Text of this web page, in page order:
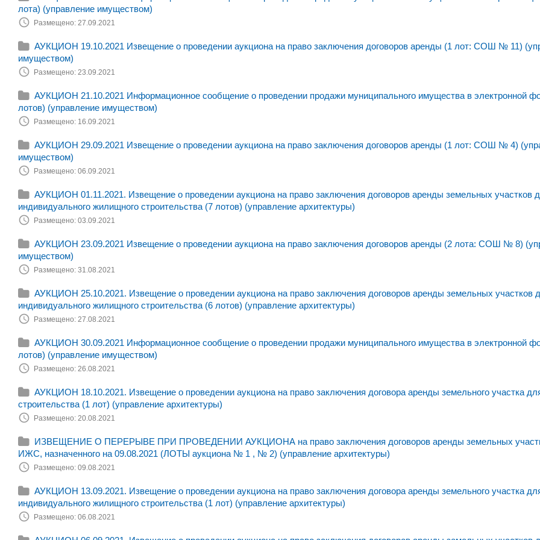
лота) (управление имуществом)
Размещено: 27.09.2021
АУКЦИОН 19.10.2021 Извещение о проведении аукциона на право заключения договоров аренды (1 лот: СОШ № 11)
имуществом)
Размещено: 23.09.2021
АУКЦИОН 21.10.2021 Информационное сообщение о проведении продажи муниципального имущества в электронной
лотов) (управление имуществом)
Размещено: 16.09.2021
АУКЦИОН 29.09.2021 Извещение о проведении аукциона на право заключения договоров аренды (1 лот: СОШ № 4)
имуществом)
Размещено: 06.09.2021
АУКЦИОН 01.11.2021. Извещение о проведении аукциона на право заключения договоров аренды земельных участков
индивидуального жилищного строительства (7 лотов) (управление архитектуры)
Размещено: 03.09.2021
АУКЦИОН 23.09.2021 Извещение о проведении аукциона на право заключения договоров аренды (2 лота: СОШ № 8)
имуществом)
Размещено: 31.08.2021
АУКЦИОН 25.10.2021. Извещение о проведении аукциона на право заключения договоров аренды земельных участков
индивидуального жилищного строительства (6 лотов) (управление архитектуры)
Размещено: 27.08.2021
АУКЦИОН 30.09.2021 Информационное сообщение о проведении продажи муниципального имущества в электронной
лотов) (управление имуществом)
Размещено: 26.08.2021
АУКЦИОН 18.10.2021. Извещение о проведении аукциона на право заключения договора аренды земельного участка
строительства (1 лот) (управление архитектуры)
Размещено: 20.08.2021
ИЗВЕЩЕНИЕ О ПЕРЕРЫВЕ ПРИ ПРОВЕДЕНИИ АУКЦИОНА на право заключения договоров аренды земельных
ИЖС, назначенного на 09.08.2021 (ЛОТЫ аукциона № 1 , № 2) (управление архитектуры)
Размещено: 09.08.2021
АУКЦИОН 13.09.2021. Извещение о проведении аукциона на право заключения договора аренды земельного участка
индивидуального жилищного строительства (1 лот) (управление архитектуры)
Размещено: 06.08.2021